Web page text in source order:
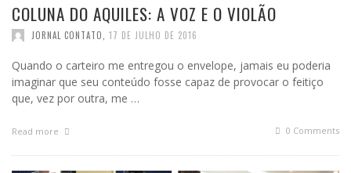
COLUNA DO AQUILES: A VOZ E O VIOLÃO
JORNAL CONTATO 17 DE JULHO DE 2016
Quando o carteiro me entregou o envelope, jamais eu poderia
imaginar que seu conteúdo fosse capaz de provocar o feitiço
que, vez por outra, me …
Read more 0 Comments